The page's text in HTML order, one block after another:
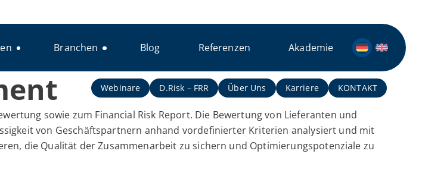
Branchen Blog Referenzen Akademie
Webinare D.Risk – FRR Über Uns Karriere KONTAKT
sowie zum Financial Risk Report. Die Bewertung von Lieferanten und
von Geschäftspartnern anhand vordefinierter Kriterien analysiert und mit
die Qualität der Zusammenarbeit zu sichern und Optimierungspotenziale zu